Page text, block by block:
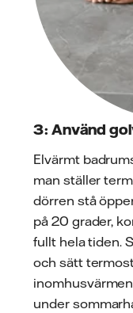
3: Använd
Elvärmt
man ställer
dörren stå
på 20 grader,
fullt hela tiden.
och sätt
under